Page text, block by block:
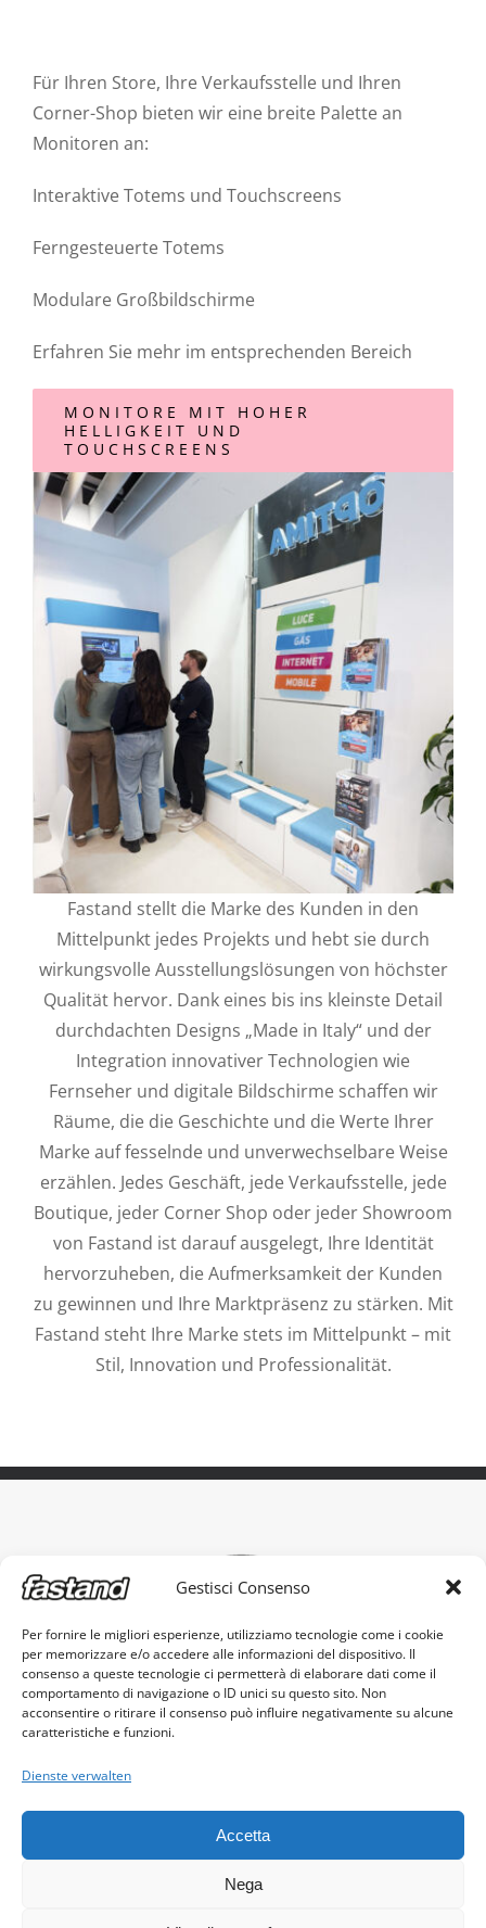
Gestisci Consenso
Per fornire le migliori esperienze, utilizziamo tecnologie come i cookie
per memorizzare e/o accedere alle informazioni del dispositivo. Il
consenso a queste tecnologie ci permetterà di elaborare dati come il
comportamento di navigazione o ID unici su questo sito. Non
acconsentire o ritirare il consenso può influire negativamente su alcune
caratteristiche e funzioni.
Dienste verwalten
Accetta
Nega
Für Ihren Store, Ihre Verkaufsstelle und Ihren
Corner-Shop bieten wir eine breite Palette an
Monitoren an:
Interaktive Totems und Touchscreens
Ferngesteuerte Totems
Modulare Großbildschirme
Erfahren Sie mehr im entsprechenden Bereich
MONITORE MIT HOHER
HELLIGKEIT UND
TOUCHSCREENS
Fastand stellt die Marke des Kunden in den
Mittelpunkt jedes Projekts und hebt sie durch
wirkungsvolle Ausstellungslösungen von höchster
Qualität hervor. Dank eines bis ins kleinste Detail
durchdachten Designs „Made in Italy“ und der
Integration innovativer Technologien wie
Fernseher und digitale Bildschirme schaffen wir
Räume, die die Geschichte und die Werte Ihrer
Marke auf fesselnde und unverwechselbare Weise
erzählen. Jedes Geschäft, jede Verkaufsstelle, jede
Boutique, jeder Corner Shop oder jeder Showroom
von Fastand ist darauf ausgelegt, Ihre Identität
hervorzuheben, die Aufmerksamkeit der Kunden
zu gewinnen und Ihre Marktpräsenz zu stärken. Mit
Fastand steht Ihre Marke stets im Mittelpunkt – mit
Stil, Innovation und Professionalität.
Das original tragbare Messestand
2026 |Cookie Policy